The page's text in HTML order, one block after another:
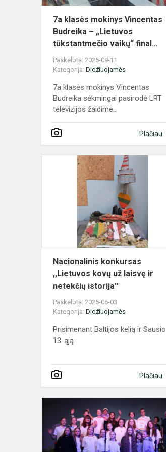
7a klasės mokinys Vincentas
Budreika – „Lietuvos
tūkstantmečio vaikų“ final...
Paskelbta: 2025-09-11
Kategorija: Didžiuojamės
7a klasės mokinys Vincentas
Budreika sėkmingai pasirodė LRT
televizijos žaidime...
Plačiau
Nacionalinis konkursas
,,Lietuvos kovų už laisvę ir
netekčių istorija''
Paskelbta: 2025-06-03
Kategorija: Didžiuojamės
Prisimenant Baltijos kelią ir Sausio
13-ąją
Plačiau